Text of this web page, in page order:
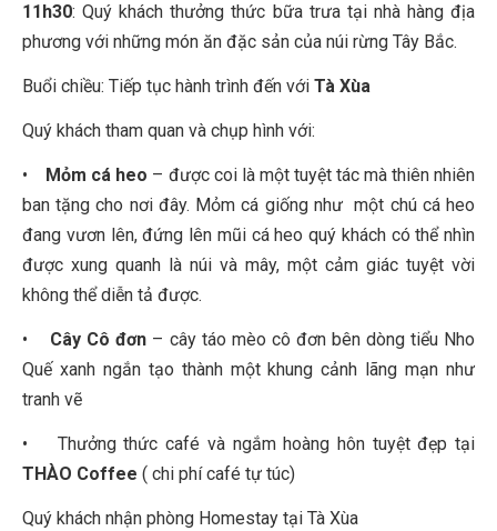
11h30: Quý khách thưởng thức bữa trưa tại nhà hàng địa
phương với những món ăn đặc sản của núi rừng Tây Bắc.
Buổi chiều: Tiếp tục hành trình đến với Tà Xùa
Quý khách tham quan và chụp hình với:
• Mỏm cá heo – được coi là một tuyệt tác mà thiên nhiên
ban tặng cho nơi đây. Mỏm cá giống như một chú cá heo
đang vươn lên, đứng lên mũi cá heo quý khách có thể nhìn
được xung quanh là núi và mây, một cảm giác tuyệt vời
không thể diễn tả được.
• Cây Cô đơn – cây táo mèo cô đơn bên dòng tiểu Nho
Quế xanh ngắn tạo thành một khung cảnh lãng mạn như
tranh vẽ
• Thưởng thức café và ngắm hoàng hôn tuyệt đẹp tại
THÀO Coffee ( chi phí café tự túc)
Quý khách nhận phòng Homestay tại Tà Xùa